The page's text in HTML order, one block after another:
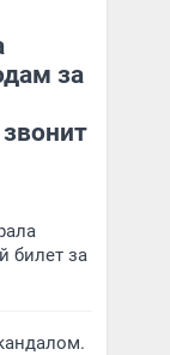
за
билет за